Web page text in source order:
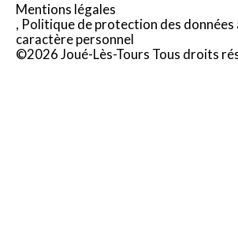
Mentions légales
Politique de protection des données
caractère personnel
©2026 Joué-Lès-Tours Tous droits